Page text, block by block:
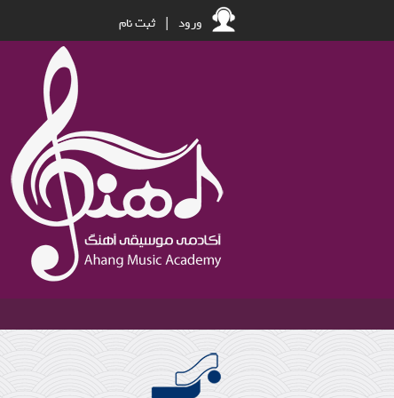
ورود | ثبت نام
شاهین فرهت